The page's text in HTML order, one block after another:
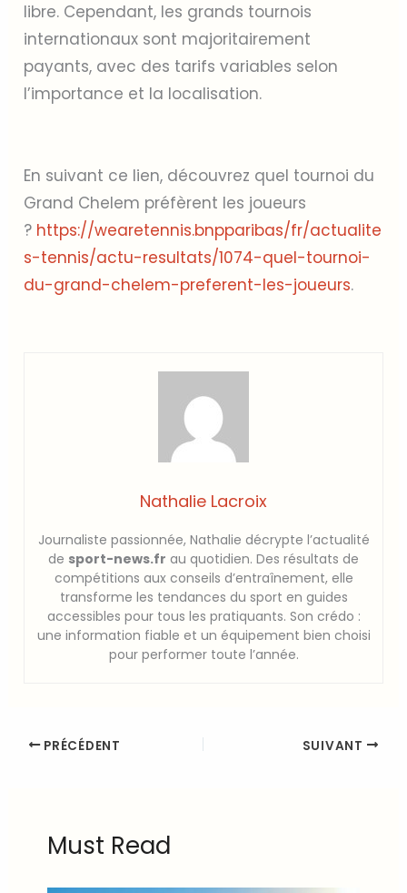
libre. Cependant, les grands tournois
internationaux sont majoritairement
payants, avec des tarifs variables selon
l’importance et la localisation.
En suivant ce lien, découvrez quel tournoi du
Grand Chelem préfèrent les joueurs
? https://wearetennis.bnpparibas/fr/actualite
s-tennis/actu-resultats/1074-quel-tournoi-
du-grand-chelem-preferent-les-joueurs.
Nathalie Lacroix
Journaliste passionnée, Nathalie décrypte l’actualité
de sport-news.fr au quotidien. Des résultats de
compétitions aux conseils d’entraînement, elle
transforme les tendances du sport en guides
accessibles pour tous les pratiquants. Son crédo :
une information fiable et un équipement bien choisi
pour performer toute l’année.
PRÉCÉDENT SUIVANT
Must Read